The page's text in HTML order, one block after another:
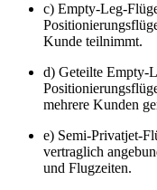
c) Empty-Leg-
Kunde teilnimmt.
d) Geteilte Empty-
mehrere Kunden
e) Semi-Privatjet-
vertraglich
und Flugzeiten.